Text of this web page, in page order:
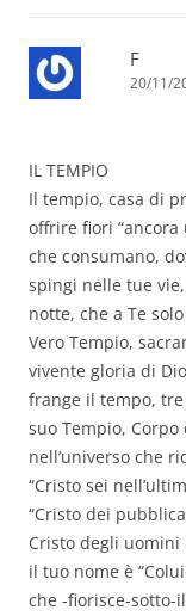
F
20/11/
IL TEMPIO
Il tempio, casa di
offrire fiori “ancora
che consumano,
spingi nelle tue
notte, che a Te solo
Vero Tempio,
vivente gloria di
frange il tempo,
suo Tempio,
nell’universo che
“Cristo sei
“Cristo dei
Cristo degli uomini
il tuo nome è
che -fiorisce-sotto-